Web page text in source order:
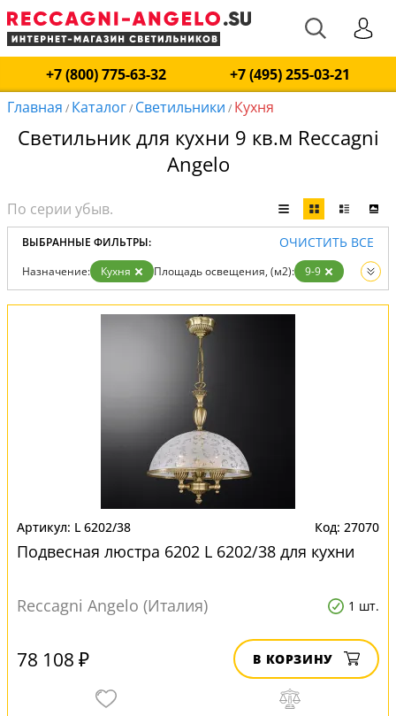
+7 (800) 775-63-32
+7 (495) 255-03-21
Главная / Каталог/ Светильники / Кухня
Светильник для кухни 9 кв.м Reccagni
Angelo
ВЫБРАННЫЕ ФИЛЬТРЫ: ОЧИСТИТЬ ВСЕ
Назначение: Кухня Площадь освещения, (м2):
9-9
Вид:
Светильники
L 6202/38 27070
Подвесная люстра 6202 L 6202/38 для кухни
Reccagni Angelo (Италия) 1 шт.
78 108 ₽ В КОРЗИНУ